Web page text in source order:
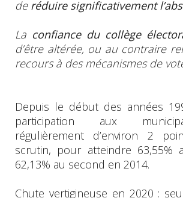
de réduire significativement
La confiance du collège
d’être altérée, ou au contraire
recours à des mécanismes de
Depuis le début des années
participation aux
régulièrement d’environ 2
scrutin, pour atteindre 63,55%
62,13% au second en 2014.
Chute vertigineuse en 2020 :